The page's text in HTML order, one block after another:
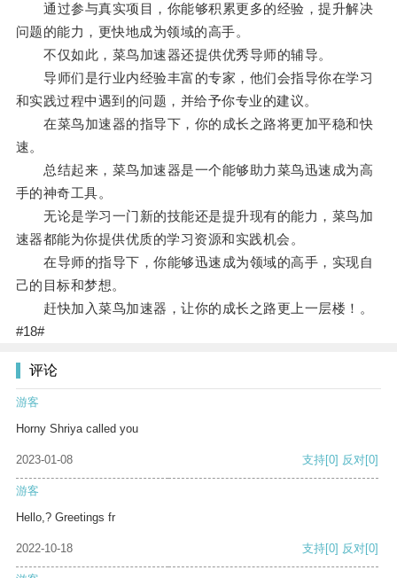
通过参与真实项目，你能够积累更多的经验，提升解决
问题的能力，更快地成为领域的高手。
不仅如此，菜鸟加速器还提供优秀导师的辅导。
导师们是行业内经验丰富的专家，他们会指导你在学习
和实践过程中遇到的问题，并给予你专业的建议。
在菜鸟加速器的指导下，你的成长之路将更加平稳和快
速。
总结起来，菜鸟加速器是一个能够助力菜鸟迅速成为高
手的神奇工具。
无论是学习一门新的技能还是提升现有的能力，菜鸟加
速器都能为你提供优质的学习资源和实践机会。
在导师的指导下，你能够迅速成为领域的高手，实现自
己的目标和梦想。
赶快加入菜鸟加速器，让你的成长之路更上一层楼！。
#18#
评论
游客
Horny Shriya called you
2023-01-08 支持[0] 反对[0]
游客
Hello,? Greetings fr
2022-10-18 支持[0] 反对[0]